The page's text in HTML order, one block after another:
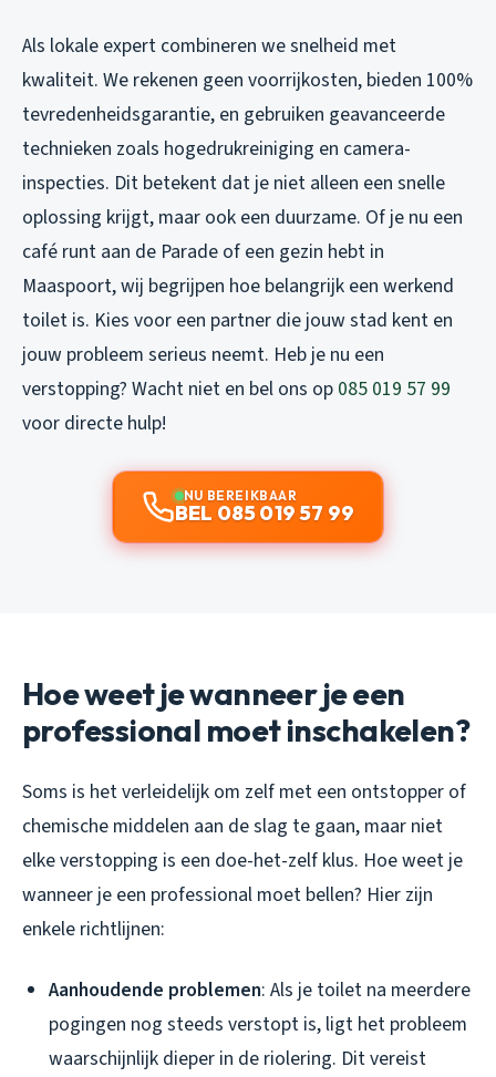
Als lokale expert combineren we snelheid met
kwaliteit. We rekenen geen voorrijkosten, bieden 100%
tevredenheidsgarantie, en gebruiken geavanceerde
technieken zoals hogedrukreiniging en camera-
inspecties. Dit betekent dat je niet alleen een snelle
oplossing krijgt, maar ook een duurzame. Of je nu een
café runt aan de Parade of een gezin hebt in
Maaspoort, wij begrijpen hoe belangrijk een werkend
toilet is. Kies voor een partner die jouw stad kent en
jouw probleem serieus neemt. Heb je nu een
verstopping? Wacht niet en bel ons op 085 019 57 99
voor directe hulp!
NU BEREIKBAAR
BEL 085 019 57 99
Hoe weet je wanneer je een
professional moet inschakelen?
Soms is het verleidelijk om zelf met een ontstopper of
chemische middelen aan de slag te gaan, maar niet
elke verstopping is een doe-het-zelf klus. Hoe weet je
wanneer je een professional moet bellen? Hier zijn
enkele richtlijnen:
Aanhoudende problemen: Als je toilet na meerdere
pogingen nog steeds verstopt is, ligt het probleem
waarschijnlijk dieper in de riolering. Dit vereist